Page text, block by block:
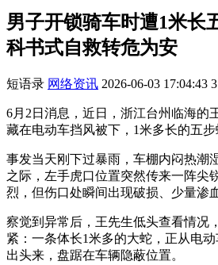
男子开锁骑车时遭1米长
科书式自救转危为安
短语录 网络资讯 2026-06-03 17:04:43
6月2日消息，近日，浙江台州临海的
藏在电动车挡风被下，1米多长的五步
事发当天刚下过暴雨，车棚内闷热潮
之际，左手虎口位置突然传来一阵尖
烈，但伤口处瞬间出现破损、少量渗
察觉到异常后，王先生低头查看情况
紧：一条体长1米多的大蛇，正从电
出头来，盘踞在车辆隐蔽位置。